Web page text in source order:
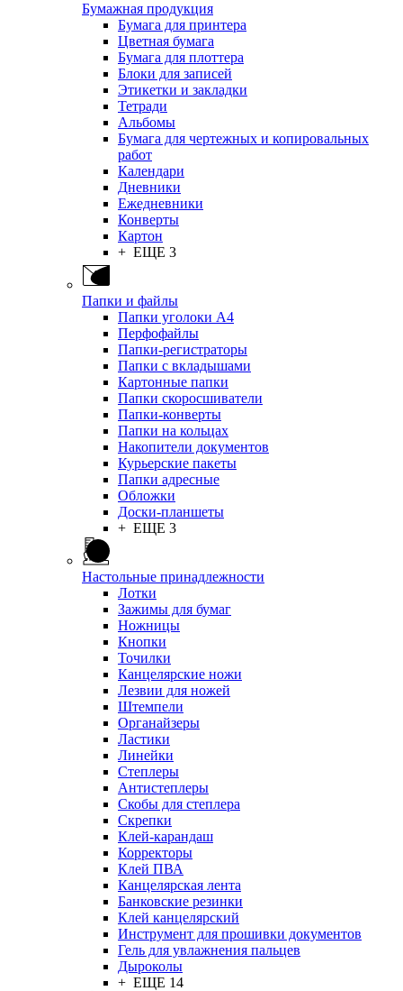
Бумажная продукция
Бумага для принтера
Цветная бумага
Бумага для плоттера
Блоки для записей
Этикетки и закладки
Тетради
Альбомы
Бумага для чертежных и копировальных
работ
Календари
Дневники
Ежедневники
Конверты
Картон
+ ЕЩЕ 3
Папки и файлы
Папки уголоки А4
Перфофайлы
Папки-регистраторы
Папки с вкладышами
Картонные папки
Папки скоросшиватели
Папки-конверты
Папки на кольцах
Накопители документов
Курьерские пакеты
Папки адресные
Обложки
Доски-планшеты
+ ЕЩЕ 3
Настольные принадлежности
Лотки
Зажимы для бумаг
Ножницы
Кнопки
Точилки
Канцелярские ножи
Лезвии для ножей
Штемпели
Органайзеры
Ластики
Линейки
Степлеры
Антистеплеры
Скобы для степлера
Скрепки
Клей-карандаш
Корректоры
Клей ПВА
Канцелярская лента
Банковские резинки
Клей канцелярский
Инструмент для прошивки документов
Гель для увлажнения пальцев
Дыроколы
+ ЕЩЕ 14